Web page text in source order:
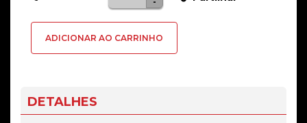
de
MEMORY
C906
ADICIONAR AO CARRINHO
DETALHES